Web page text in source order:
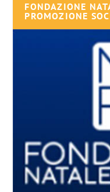
FONDAZIONE
PROMOZIONE